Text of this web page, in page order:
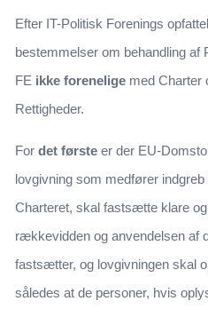
Efter IT-Politisk Forenings
bestemmelser om behandling af
FE ikke forenelige med Charter
Rettigheder.
For det første er der EU-
lovgivning som medfører
Charteret, skal fastsætte klare
rækkevidden og anvendelsen af
fastsætter, og lovgivningen skal
således at de personer, hvis